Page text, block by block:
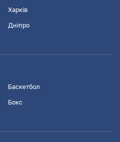
Харків
Дніпро
Баскетбол
Бокс